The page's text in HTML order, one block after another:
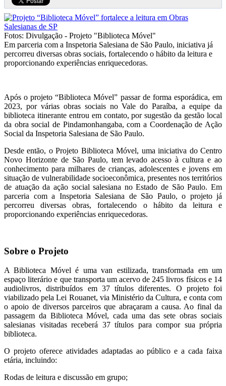
Fotos: Divulgação - Projeto "Biblioteca Móvel"
Em parceria com a Inspetoria Salesiana de São Paulo, iniciativa já
percorreu diversas obras sociais, fortalecendo o hábito da leitura e
proporcionando experiências enriquecedoras.
Após o projeto “Biblioteca Móvel” passar de forma esporádica, em
2023, por várias obras sociais no Vale do Paraíba, a equipe da
biblioteca itinerante entrou em contato, por sugestão da gestão local
da obra social de Pindamonhangaba, com a Coordenação de Ação
Social da Inspetoria Salesiana de São Paulo.
Desde então, o Projeto Biblioteca Móvel, uma iniciativa do Centro
Novo Horizonte de São Paulo, tem levado acesso à cultura e ao
conhecimento para milhares de crianças, adolescentes e jovens em
situação de vulnerabilidade socioeconômica, presentes nos territórios
de atuação da ação social salesiana no Estado de São Paulo. Em
parceria com a Inspetoria Salesiana de São Paulo, o projeto já
percorreu diversas obras, fortalecendo o hábito da leitura e
proporcionando experiências enriquecedoras.
Sobre o Projeto
A Biblioteca Móvel é uma van estilizada, transformada em um
espaço literário e que transporta um acervo de 245 livros físicos e 14
audiolivros, distribuídos em 37 títulos diferentes. O projeto foi
viabilizado pela Lei Rouanet, via Ministério da Cultura, e conta com
o apoio de diversos parceiros que abraçaram a causa. Ao final da
passagem da Biblioteca Móvel, cada uma das sete obras sociais
salesianas visitadas receberá 37 títulos para compor sua própria
biblioteca.
O projeto oferece atividades adaptadas ao público e a cada faixa
etária, incluindo:
Rodas de leitura e discussão em grupo;